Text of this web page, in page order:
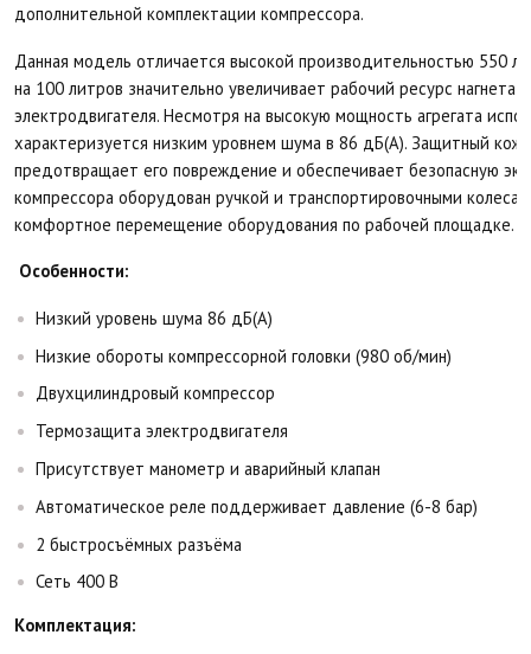
дополнительной комплектации компрессора.
Данная модель отличается высокой производительностью 550
на 100 литров значительно увеличивает рабочий ресурс
электродвигателя. Несмотря на высокую мощность агрегата
характеризуется низким уровнем шума в 86 дБ(А). Защитный
предотвращает его повреждение и обеспечивает безопасную
компрессора оборудован ручкой и транспортировочными
комфортное перемещение оборудования по рабочей площадке.
Особенности:
Низкий уровень шума 86 дБ(А)
Низкие обороты компрессорной головки (980 об/мин)
Двухцилиндровый компрессор
Термозащита электродвигателя
Присутствует манометр и аварийный клапан
Автоматическое реле поддерживает давление (6-8 бар)
2 быстросъёмных разъёма
Сеть 400 В
Комплектация: